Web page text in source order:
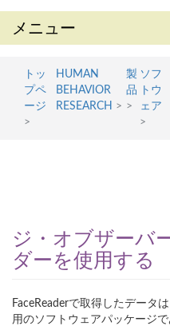
メニュー
トッ
プペ
ージ
>
HUMAN
BEHAVIOR
RESEARCH >
製
品
>
ソフ
トウ
ェア
>
ジ・オブザーバ
ダーを使用する
FaceReaderで取得したデータ
用のソフトウェアパッケージ